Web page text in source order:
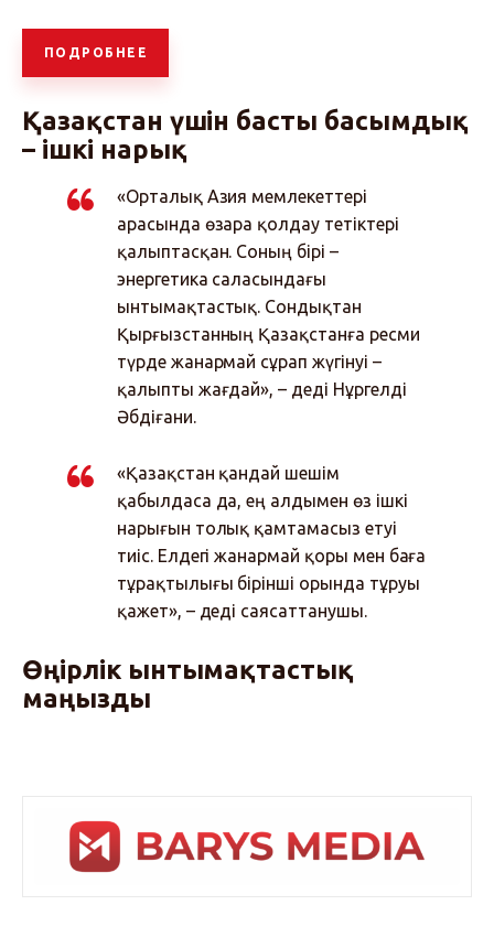
ПОДРОБНЕЕ
Қазақстан үшін басты басымдық
– ішкі нарық
«Орталық Азия мемлекеттері
арасында өзара қолдау тетіктері
қалыптасқан. Соның бірі –
энергетика саласындағы
ынтымақтастық. Сондықтан
Қырғызстанның Қазақстанға ресми
түрде жанармай сұрап жүгінуі –
қалыпты жағдай», – деді Нұргелді
Әбдіғани.
«Қазақстан қандай шешім
қабылдаса да, ең алдымен өз ішкі
нарығын толық қамтамасыз етуі
тиіс. Елдегі жанармай қоры мен баға
тұрақтылығы бірінші орында тұруы
қажет», – деді саясаттанушы.
Өңірлік ынтымақтастық
маңызды